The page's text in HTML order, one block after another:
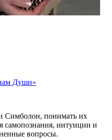
Души»
Симболон, понимать их
самопознания, интуиции и
вопросы.